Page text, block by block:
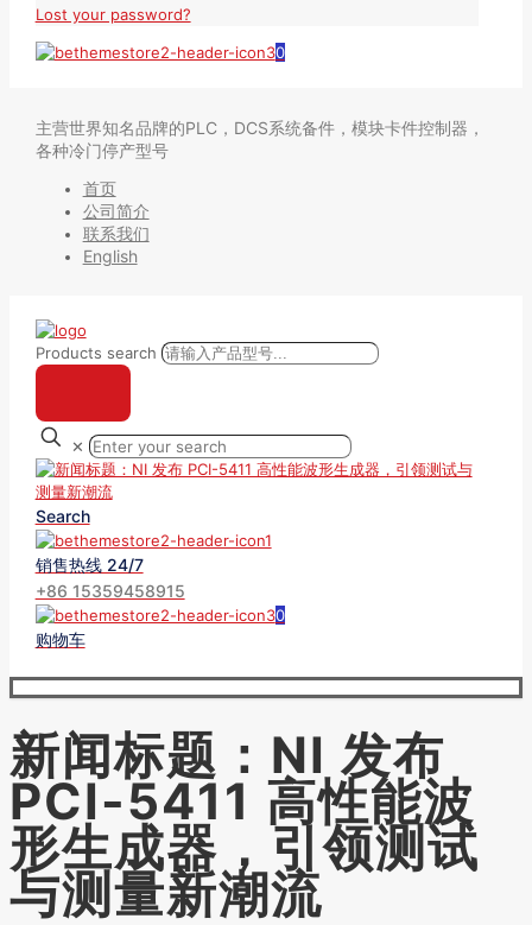
Lost your password?
0
主营世界知名品牌的PLC，DCS系统备件，模块卡件控制器，
各种冷门停产型号
首页
公司简介
联系我们
English
Products search
✕
Search
销售热线 24/7
+86 15359458915
0
购物车
新闻标题：NI 发布
PCI-5411 高性能波
形生成器，引领测试
与测量新潮流